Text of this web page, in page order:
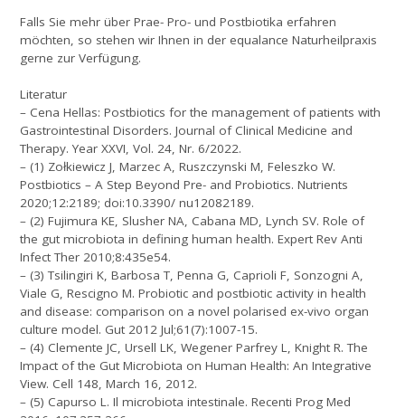
Falls Sie mehr über Prae- Pro- und Postbiotika erfahren
möchten, so stehen wir Ihnen in der equalance Naturheilpraxis
gerne zur Verfügung.
Literatur
– Cena Hellas: Postbiotics for the management of patients with
Gastrointestinal Disorders. Journal of Clinical Medicine and
Therapy. Year XXVI, Vol. 24, Nr. 6/2022.
– (1) Zołkiewicz J, Marzec A, Ruszczynski M, Feleszko W.
Postbiotics – A Step Beyond Pre- and Probiotics. Nutrients
2020;12:2189; doi:10.3390/ nu12082189.
– (2) Fujimura KE, Slusher NA, Cabana MD, Lynch SV. Role of
the gut microbiota in defining human health. Expert Rev Anti
Infect Ther 2010;8:435e54.
– (3) Tsilingiri K, Barbosa T, Penna G, Caprioli F, Sonzogni A,
Viale G, Rescigno M. Probiotic and postbiotic activity in health
and disease: comparison on a novel polarised ex-vivo organ
culture model. Gut 2012 Jul;61(7):1007-15.
– (4) Clemente JC, Ursell LK, Wegener Parfrey L, Knight R. The
Impact of the Gut Microbiota on Human Health: An Integrative
View. Cell 148, March 16, 2012.
– (5) Capurso L. Il microbiota intestinale. Recenti Prog Med